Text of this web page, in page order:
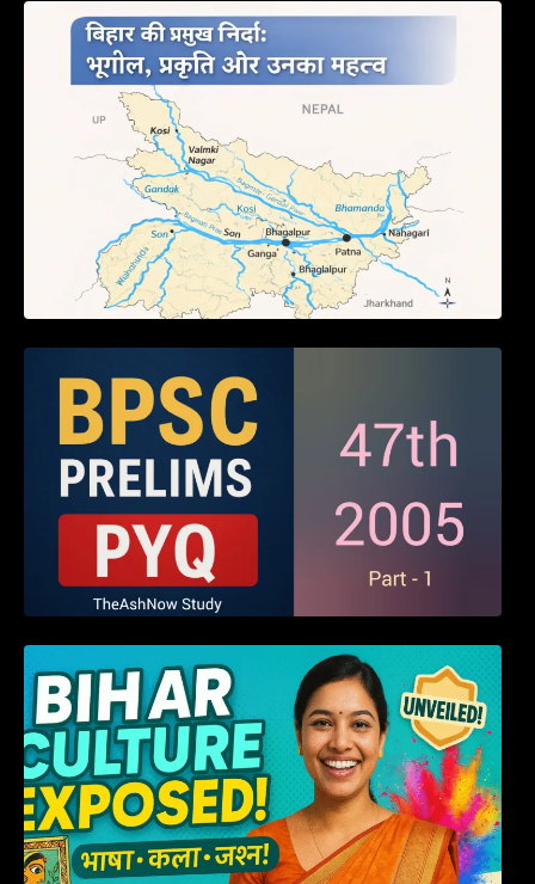
बिहार की नदियों का विस्तृत अध्ययन | Geography of
Rivers in Bihar
Answers (Part – 01)
हम बिहारवासी: भाषाओं व संस्कृतियों की धरोहर “हमारा
बिहार”